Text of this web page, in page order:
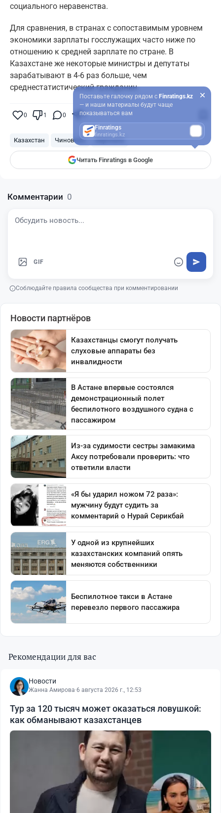
социального неравенства.
Для сравнения, в странах с сопоставимым уровнем
экономики зарплаты госслужащих часто ниже по
отношению к средней зарплате по стране. В
Казахстане же некоторые министры и депутаты
зарабатывают в 4-6 раз больше, чем
среднестатистический гражданин.
0 1 0 0
Казахстан Чиновник Зарплата
Читать Finratings в Google
Поставьте галочку рядом с Finratings.kz
— и наши материалы будут чаще
показываться вам
Finratings
finratings.kz
Комментарии 0
GIF
Соблюдайте правила сообщества при комментировании
Рекомендации для вас
Новости
Жанна Амирова·6 августа 2026 г., 12:53
Тур за 120 тысяч может оказаться ловушкой:
как обманывают казахстанцев